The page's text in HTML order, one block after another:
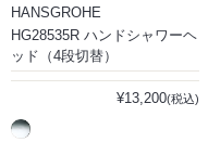
HANSGROHE
HG28535R ハンドシャワーヘ
ッド（4段切替）
¥13,200(税込)